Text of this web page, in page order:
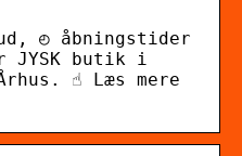
◴ åbningstider
JYSK butik i
☝ Læs mere